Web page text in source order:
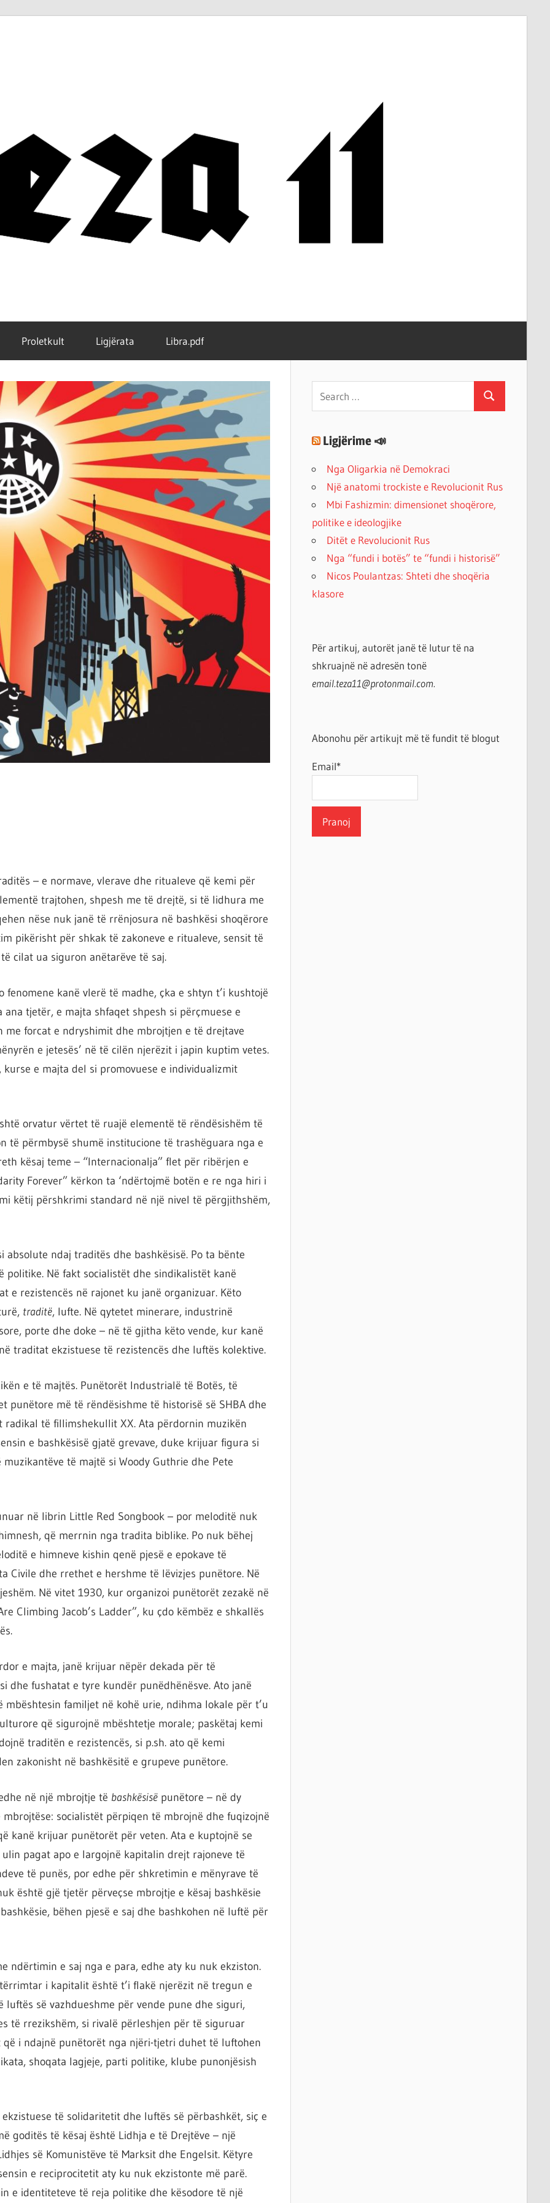
Proletkult Ligjërata Libra.pdf
– e normave, vlerave dhe ritualeve që kemi për
trajtohen, shpesh me të drejtë, si të lidhura me
nëse nuk janë të rrënjosura në bashkësi shoqërore
pikërisht për shkak të zakoneve e ritualeve, sensit të
cilat ua siguron anëtarëve të saj.
kanë vlerë të madhe, çka e shtyn t’i kushtojë
tjetër, e majta shfaqet shpesh si përçmuese e
me forcat e ndryshimit dhe mbrojtjen e të drejtave
e jetesës’ në të cilën njerëzit i japin kuptim vetes.
e majta del si promovuese e individualizmit
orvatur vërtet të ruajë elementë të rëndësishëm të
të përmbysë shumë institucione të trashëguara nga e
kësaj teme – “Internacionalja” flet për ribërjen e
Forever” kërkon ta ‘ndërtojmë botën e re nga hiri i
këtij përshkrimi standard në një nivel të përgjithshëm,
ndaj traditës dhe bashkësisë. Po ta bënte
Në fakt socialistët dhe sindikalistët kanë
rezistencës në rajonet ku janë organizuar. Këto
traditë, lufte. Në qytetet minerare, industrinë
porte dhe doke – në të gjitha këto vende, kur kanë
traditat ekzistuese të rezistencës dhe luftës kolektive.
e të majtës. Punëtorët Industrialë të Botës, të
punëtore më të rëndësishme të historisë së SHBA dhe
të fillimshekullit XX. Ata përdornin muzikën
e bashkësisë gjatë grevave, duke krijuar figura si
të majtë si Woody Guthrie dhe Pete
në librin Little Red Songbook – por meloditë nuk
që merrnin nga tradita biblike. Po nuk bëhej
e himneve kishin qenë pjesë e epokave të
Civile dhe rrethet e hershme të lëvizjes punëtore. Në
Në vitet 1930, kur organizoi punëtorët zezakë në
Climbing Jacob’s Ladder”, ku çdo këmbëz e shkallës
e majta, janë krijuar nëpër dekada për të
dhe fushatat e tyre kundër punëdhënësve. Ato janë
familjet në kohë urie, ndihma lokale për t’u
që sigurojnë mbështetje morale; paskëtaj kemi
traditën e rezistencës, si p.sh. ato që kemi
zakonisht në bashkësitë e grupeve punëtore.
në një mbrojtje të bashkësisëpunëtore – në dy
socialistët përpiqen të mbrojnë dhe fuqizojnë
kanë krijuar punëtorët për veten. Ata e kuptojnë se
pagat apo e largojnë kapitalin drejt rajoneve të
të punës, por edhe për shkretimin e mënyrave të
është gjë tjetër përveçse mbrojtje e kësaj bashkësie
bëhen pjesë e saj dhe bashkohen në luftë për
ndërtimin e saj nga e para, edhe aty ku nuk ekziston.
i kapitalit është t’i flakë njerëzit në tregun e
së vazhdueshme për vende pune dhe siguri,
të rrezikshëm, si rivalë përleshjen për të siguruar
që i ndajnë punëtorët nga njëri-tjetri duhet të luftohen
shoqata lagjeje, parti politike, klube punonjësish
të solidaritetit dhe luftës së përbashkët, siç e
goditës të kësaj është Lidhja e të Drejtëve – një
së Komunistëve të Marksit dhe Engelsit. Këtyre
e reciprocitetit aty ku nuk ekzistonte më parë.
e identiteteve të reja politike dhe kësodore të një
Search
Ligjërime 📣
Nga Oligarkia në Demokraci
Një anatomi trockiste e Revolucionit Rus
Mbi Fashizmin: dimensionet shoqërore,
politike e ideologjike
Ditët e Revolucionit Rus
Nga “fundi i botës” te “fundi i historisë”
Nicos Poulantzas: Shteti dhe shoqëria
klasore
Për artikuj, autorët janë të lutur të na
shkruajnë në adresën tonë
email.teza11@protonmail.com.
Abonohu për artikujt më të fundit të blogut
Email*